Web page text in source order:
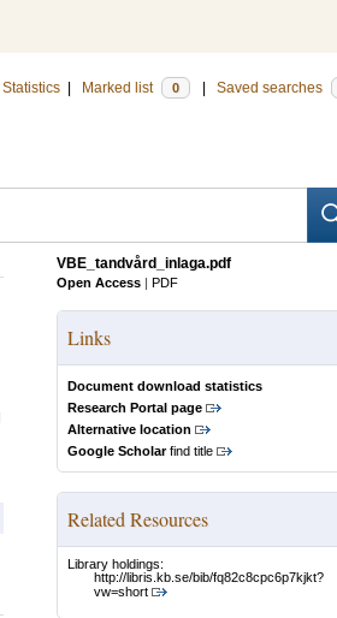
Statistics Marked list 0 Saved searches
VBE_tandvård_inlaga.pdf
Open Access | PDF
Links
Document download statistics
Research Portal page
Alternative location
Google Scholarfind title
Related Resources
Library holdings:
http://libris.kb.se/bib/fq82c8cpc6p7kjkt?
vw=short